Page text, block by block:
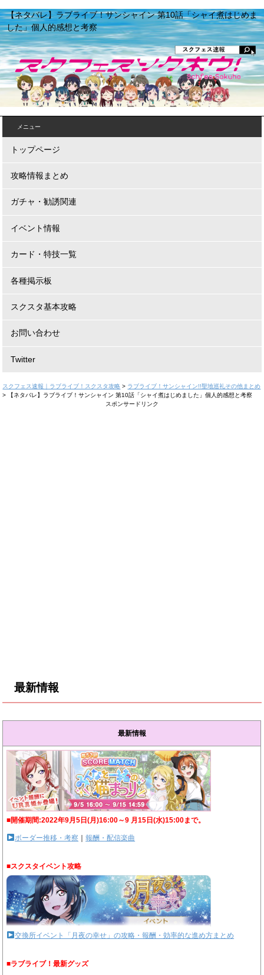
【ネタバレ】ラブライブ！サンシャイン 第10話「シャイ煮はじめま
した」個人的感想と考察
メニュー
トップページ
攻略情報まとめ
ガチャ・勧誘関連
イベント情報
カード・特技一覧
各種掲示板
スクスタ基本攻略
お問い合わせ
Twitter
スクフェス速報｜ラブライブ！スクスタ攻略 > ラブライブ！サンシャイン!!聖地巡礼その他まとめ
>
【ネタバレ】ラブライブ！サンシャイン 第10話「シャイ煮はじめました」個人的感想と考察
スポンサードリンク
最新情報
最新情報
■開催期間:2022年9月5日(月)16:00～9 月15日(水)15:00まで。
ボーダー推移・考察 ｜報酬・配信楽曲
■スクスタイベント攻略
交換所イベント「月夜の幸せ」の攻略・報酬・効率的な進め方まとめ
■ラブライブ！最新グッズ